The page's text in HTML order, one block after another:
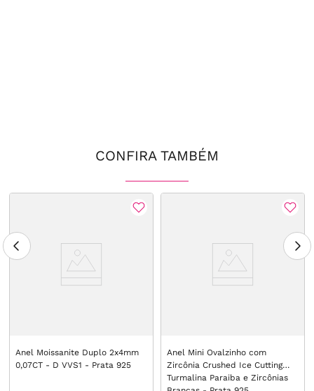
CONFIRA TAMBÉM
Anel Moissanite Duplo 2x4mm
0,07CT - D VVS1 - Prata 925
Anel Mini Ovalzinho com
Zircônia Crushed Ice Cutting
Turmalina Paraiba e Zircônias